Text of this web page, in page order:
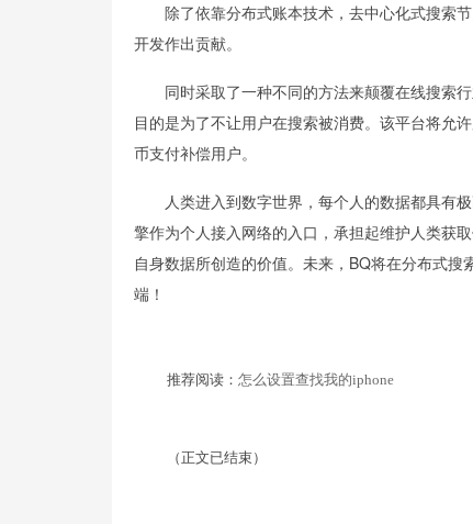
除了依靠分布式账本技术，去中心化式搜索
开发作出贡献。
同时采取了一种不同的方法来颠覆在线搜索
目的是为了不让用户在搜索被消费。该平台将允
币支付补偿用户。
人类进入到数字世界，每个人的数据都具有
擎作为个人接入网络的入口，承担起维护人类获
自身数据所创造的价值。未来，BQ将在分布式
端！
推荐阅读： 怎么设置查找我的iphone
（正文已结束）